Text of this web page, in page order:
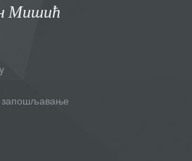
Мишић
запошљавање